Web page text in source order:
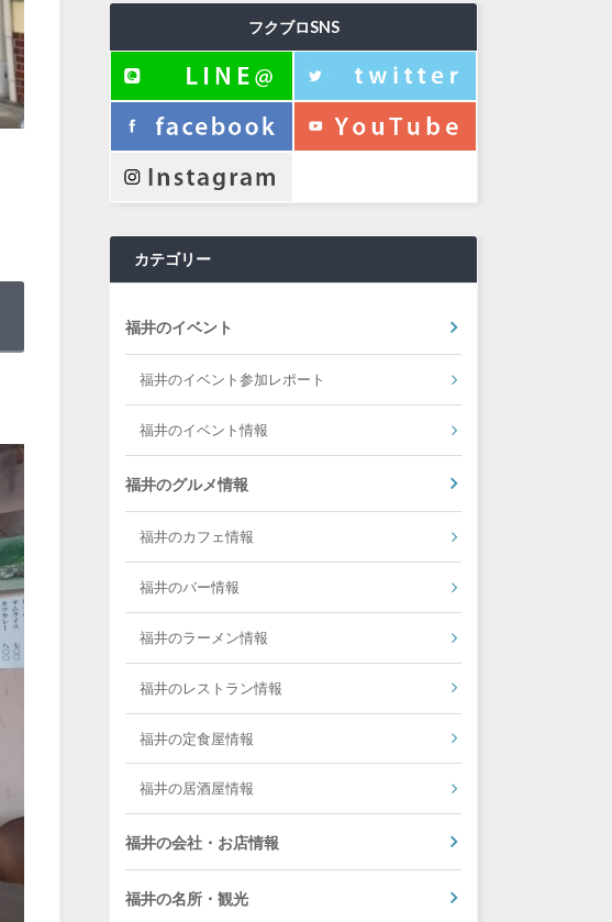
フクブロSNS
カテゴリー
福井のイベント
福井のイベント参加レポート
福井のイベント情報
福井のグルメ情報
福井のカフェ情報
福井のバー情報
福井のラーメン情報
福井のレストラン情報
福井の定食屋情報
福井の居酒屋情報
福井の会社・お店情報
福井の名所・観光